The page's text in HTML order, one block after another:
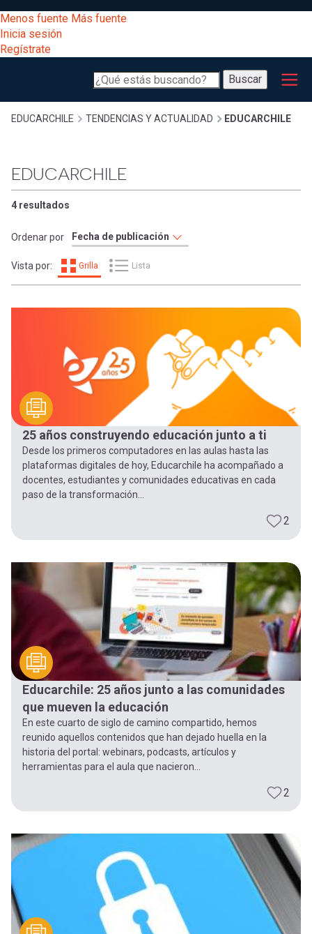
al
contenido
principal
[Educarchile
Escritorio]
Menú
entrar
a
mi
Menos fuente Más fuente
Inicia sesión
Regístrate
Buscar
Buscar
Menú
principal
Desarrollo
Expand
Gestión
Comunidad
Expand
Expand
[Educarchile
Mobile]
Menú
entrar
mi
cuenta
Inicia
sesión
Sobrescribir
enlaces
de
ayuda
a
navegación
EDUCARCHILE TENDENCIAS Y ACTUALIDAD EDUCARCHILE
EDUCARCHILE
4 resultados
Ordenar por
Vista por: Grilla Lista
25 años construyendo educación junto a ti
Desde los primeros computadores en las aulas hasta las
plataformas digitales de hoy, Educarchile ha acompañado a
docentes, estudiantes y comunidades educativas en cada
paso de la transformación...
2
Educarchile: 25 años junto a las comunidades
que mueven la educación
En este cuarto de siglo de camino compartido, hemos
reunido aquellos contenidos que han dejado huella en la
historia del portal: webinars, podcasts, artículos y
herramientas para el aula que nacieron...
2